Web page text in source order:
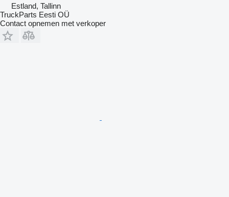
Estland, Tallinn
TruckParts Eesti OÜ
Contact opnemen met verkoper